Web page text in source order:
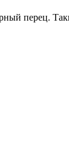
перец.